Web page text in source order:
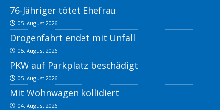
76-Jähriger tötet Ehefrau
05. August 2026
Drogenfahrt endet mit Unfall
05. August 2026
PKW auf Parkplatz beschädigt
05. August 2026
Mit Wohnwagen kollidiert
04. August 2026